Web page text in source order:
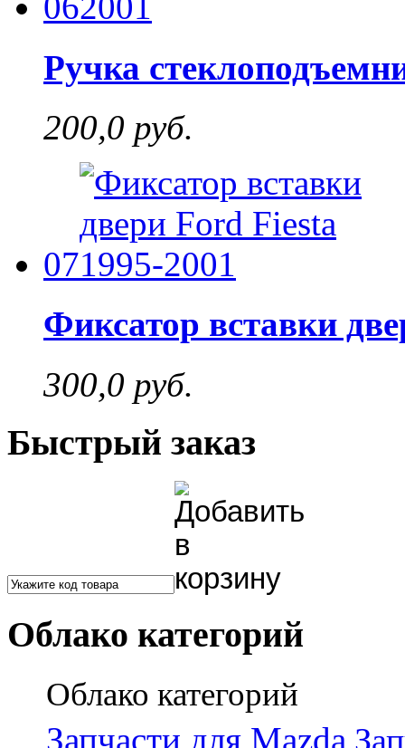
Ручка
200,0 руб.
07
Фиксатор вставки
300,0 руб.
Быстрый заказ
Облако категорий
Облако категорий
Запчасти для Mazda